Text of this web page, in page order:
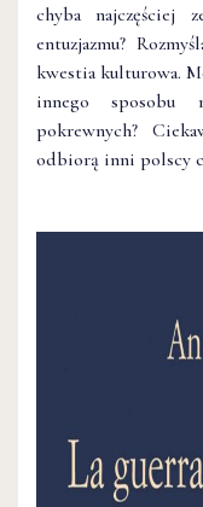
chyba najczęściej
entuzjazmu?
kwestia kulturowa.
innego
pokrewnych?
odbiorą inni polscy